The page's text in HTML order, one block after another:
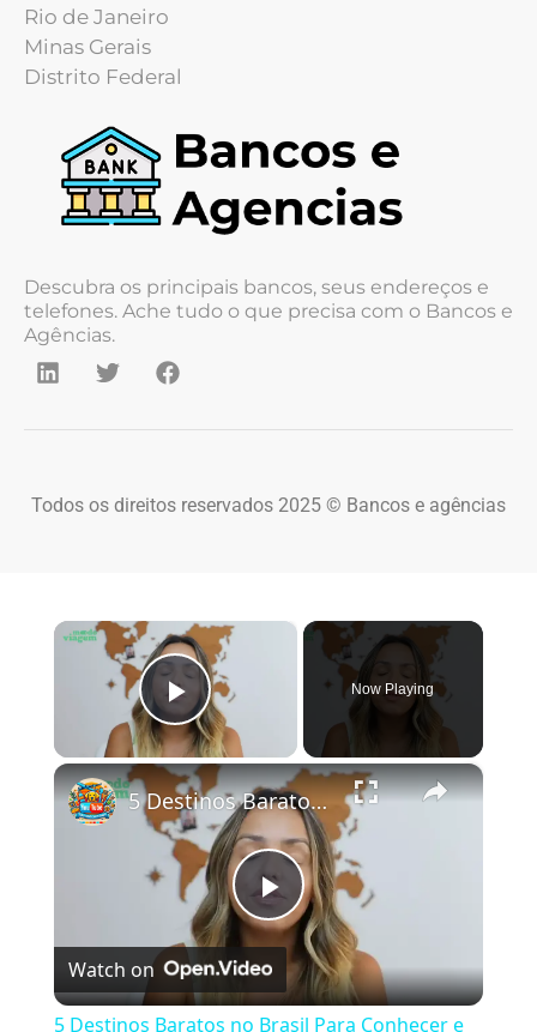
Rio de Janeiro
Minas Gerais
Distrito Federal
Descubra os principais bancos, seus endereços e
telefones. Ache tudo o que precisa com o Bancos e
Agências.
Todos os direitos reservados 2025 © Bancos e agências
×
Play Video
Now Playing
×
Play Video
5 Destinos Baratos no Brasil Para Conhecer e Amar! 🇧🇷✨
Watch on
5 Destinos Baratos no Brasil Para Conhecer e